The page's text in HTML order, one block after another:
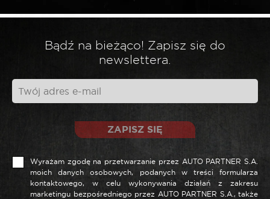
Bądź na bieżąco! Zapisz się do
newslettera.
ZAPISZ SIĘ
Wyrażam zgodę na przetwarzanie przez AUTO PARTNER S.A.
moich danych osobowych, podanych w treści formularza
kontaktowego, w celu wykonywania działań z zakresu
marketingu bezpośredniego przez AUTO PARTNER S.A., także